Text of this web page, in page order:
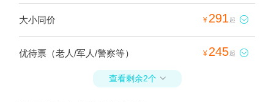
大小同价 ¥ 291 起 
优待票（老人/军人/警察等） ¥ 245起 
查看剩余2个 